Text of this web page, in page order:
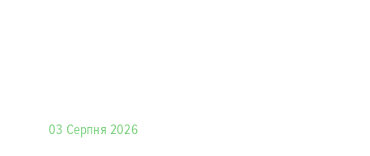
03 Серпня 2026